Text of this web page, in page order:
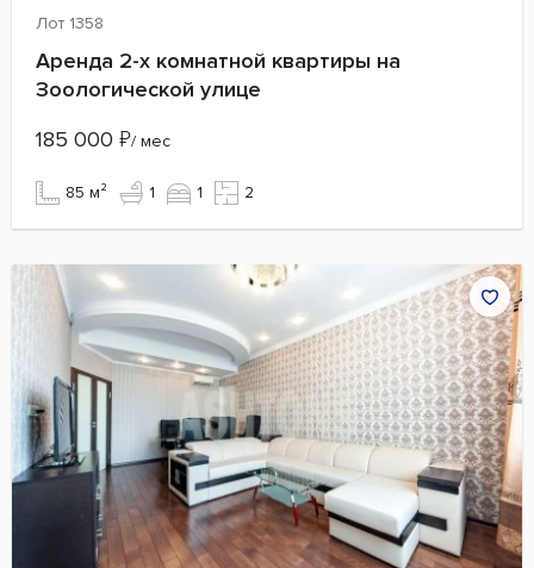
Лот 1358
Аренда 2-х комнатной квартиры на
Зоологической улице
185 000 ₽/ мес
85 м² 1 1 2